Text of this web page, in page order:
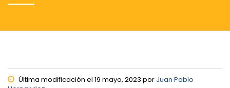
Última modificación el 19 mayo, 2023 por Juan Pablo